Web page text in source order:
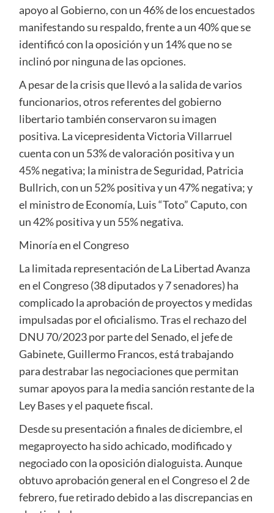
apoyo al Gobierno, con un 46% de los encuestados
manifestando su respaldo, frente a un 40% que se
identificó con la oposición y un 14% que no se
inclinó por ninguna de las opciones.
A pesar de la crisis que llevó a la salida de varios
funcionarios, otros referentes del gobierno
libertario también conservaron su imagen
positiva. La vicepresidenta Victoria Villarruel
cuenta con un 53% de valoración positiva y un
45% negativa; la ministra de Seguridad, Patricia
Bullrich, con un 52% positiva y un 47% negativa; y
el ministro de Economía, Luis “Toto” Caputo, con
un 42% positiva y un 55% negativa.
Minoría en el Congreso
La limitada representación de La Libertad Avanza
en el Congreso (38 diputados y 7 senadores) ha
complicado la aprobación de proyectos y medidas
impulsadas por el oficialismo. Tras el rechazo del
DNU 70/2023 por parte del Senado, el jefe de
Gabinete, Guillermo Francos, está trabajando
para destrabar las negociaciones que permitan
sumar apoyos para la media sanción restante de la
Ley Bases y el paquete fiscal.
Desde su presentación a finales de diciembre, el
megaproyecto ha sido achicado, modificado y
negociado con la oposición dialoguista. Aunque
obtuvo aprobación general en el Congreso el 2 de
febrero, fue retirado debido a las discrepancias en